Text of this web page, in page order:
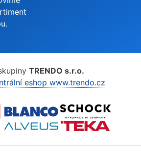
TRENDO s.r.o.
eshop www.trendo.cz